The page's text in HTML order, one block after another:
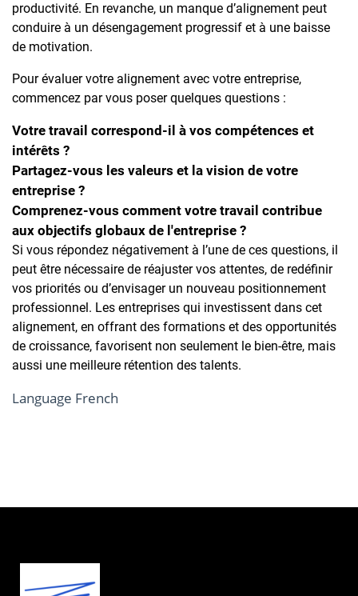
productivité. En revanche, un manque d’alignement peut
conduire à un désengagement progressif et à une baisse
de motivation.
Pour évaluer votre alignement avec votre entreprise,
commencez par vous poser quelques questions :
Votre travail correspond-il à vos compétences et
intérêts ?
Partagez-vous les valeurs et la vision de votre
entreprise ?
Comprenez-vous comment votre travail contribue
aux objectifs globaux de l'entreprise ?
Si vous répondez négativement à l’une de ces questions, il
peut être nécessaire de réajuster vos attentes, de redéfinir
vos priorités ou d’envisager un nouveau positionnement
professionnel. Les entreprises qui investissent dans cet
alignement, en offrant des formations et des opportunités
de croissance, favorisent non seulement le bien-être, mais
aussi une meilleure rétention des talents.
Language French